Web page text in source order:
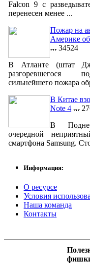
Falcon 9 с
перенесен менее ...
Пожар на
Америке
34524
В Атланте (штат
разгоревшегося
сильнейшего пожара
В Китае
Note 4
В
очередной
смартфона Samsung.
Информация:
О ресурсе
Условия
Наша команда
Контакты